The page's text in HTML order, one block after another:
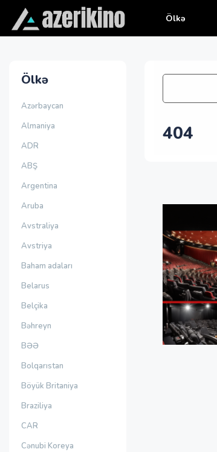
Ölkə
Ölkə
Azərbaycan
Almaniya
ADR
ABŞ
Argentina
Aruba
Avstraliya
Avstriya
Baham adaları
Belarus
Belçika
Bəhreyn
BƏƏ
Bolqarıstan
Böyük Britaniya
Braziliya
CAR
Cənubi Koreya
404